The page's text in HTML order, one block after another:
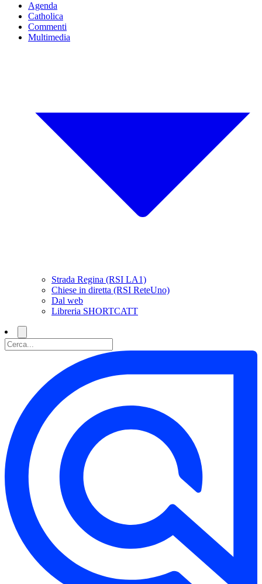
Agenda
Catholica
Commenti
Multimedia
Strada Regina (RSI LA1)
Chiese in diretta (RSI ReteUno)
Dal web
Libreria SHORTCATT